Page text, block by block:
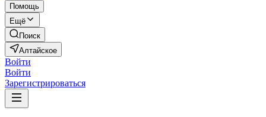
Помощь
Ещё
Поиск
Алтайское
Войти
Войти
Зарегистрироваться